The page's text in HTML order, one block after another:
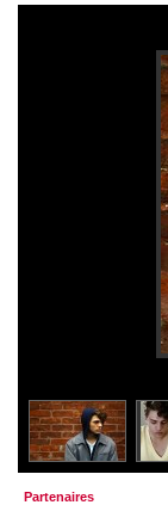
Partenaires